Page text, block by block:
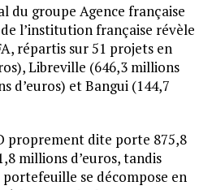
du groupe Agence française
l’institution française révèle
répartis sur 51 projets en
Libreville (646,3 millions
d’euros) et Bangui (144,7
proprement dite porte 875,8
millions d’euros, tandis
portefeuille se décompose en